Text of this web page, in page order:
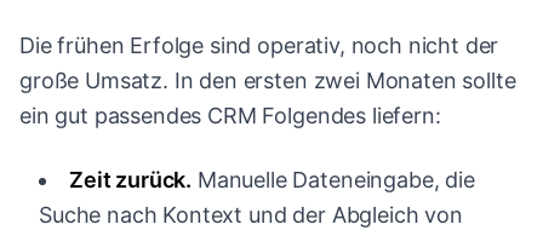
Die frühen Erfolge sind operativ, noch nicht der
große Umsatz. In den ersten zwei Monaten sollte
ein gut passendes CRM Folgendes liefern:
Zeit zurück. Manuelle Dateneingabe, die
Suche nach Kontext und der Abgleich von